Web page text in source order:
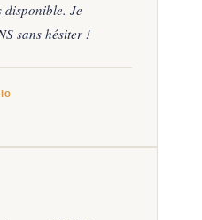
disponible. Je
sans hésiter !